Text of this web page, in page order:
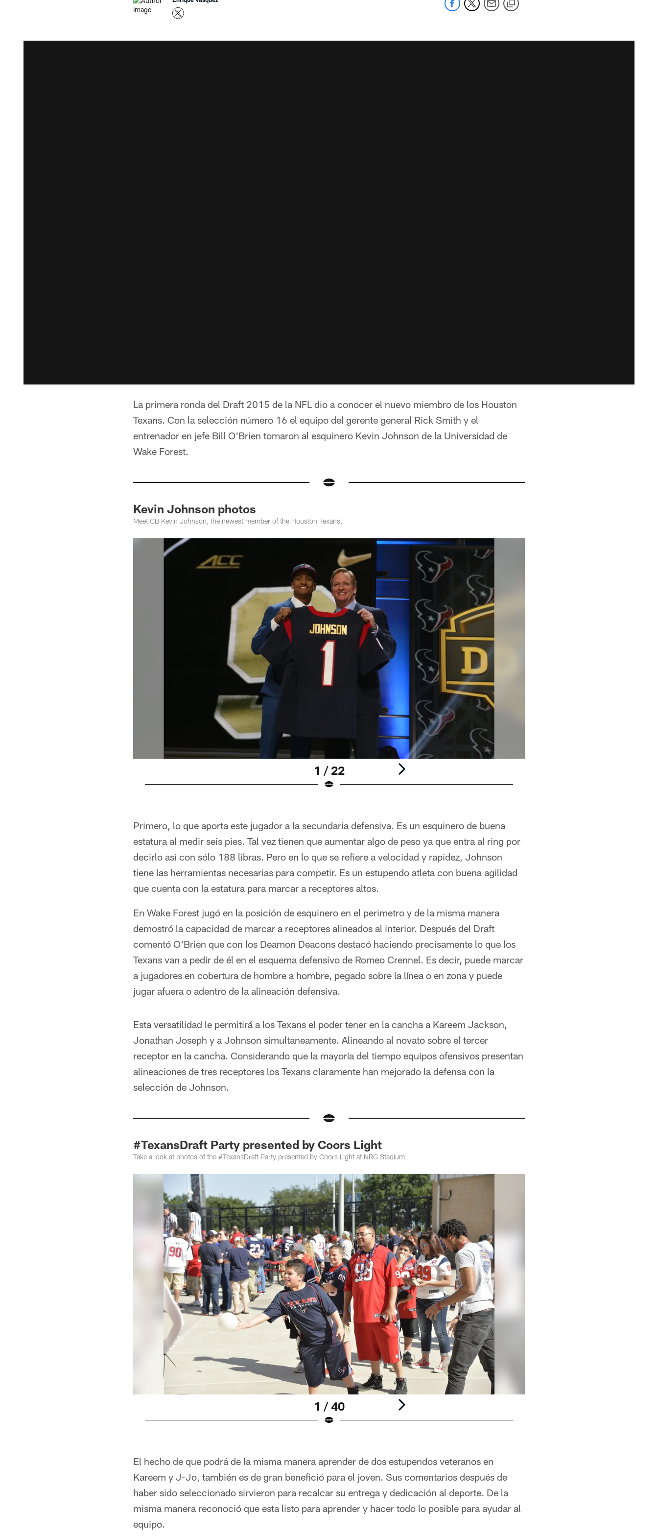
La primera ronda del Draft 2015 de la NFL dio a conocer el nuevo miembro de los Houston
Texans. Con la selección número 16 el equipo del gerente general Rick Smith y el
entrenador en jefe Bill O'Brien tomaron al esquinero Kevin Johnson de la Universidad de
Wake Forest.
Kevin Johnson photos
Meet CB Kevin Johnson, the newest member of the Houston Texans.
1 / 22
Primero, lo que aporta este jugador a la secundaria defensiva. Es un esquinero de buena
estatura al medir seis pies. Tal vez tienen que aumentar algo de peso ya que entra al ring por
decirlo asi con sólo 188 libras. Pero en lo que se refiere a velocidad y rapidez, Johnson
tiene las herramientas necesarias para competir. Es un estupendo atleta con buena agilidad
que cuenta con la estatura para marcar a receptores altos.
En Wake Forest jugó en la posición de esquinero en el perimetro y de la misma manera
demostró la capacidad de marcar a receptores alineados al interior. Después del Draft
comentó O'Brien que con los Deamon Deacons destacó haciendo precisamente lo que los
Texans van a pedir de él en el esquema defensivo de Romeo Crennel. Es decir, puede marcar
a jugadores en cobertura de hombre a hombre, pegado sobre la línea o en zona y puede
jugar afuera o adentro de la alineación defensiva.
Esta versatilidad le permitirá a los Texans el poder tener en la cancha a Kareem Jackson,
Jonathan Joseph y a Johnson simultaneamente. Alineando al novato sobre el tercer
receptor en la cancha. Considerando que la mayoría del tiempo equipos ofensivos presentan
alineaciones de tres receptores los Texans claramente han mejorado la defensa con la
selección de Johnson.
#TexansDraft Party presented by Coors Light
Take a look at photos of the #TexansDraft Party presented by Coors Light at NRG Stadium.
1 / 40
El hecho de que podrá de la misma manera aprender de dos estupendos veteranos en
Kareem y J-Jo, también es de gran benefició para el joven. Sus comentarios después de
haber sido seleccionado sirvieron para recalcar su entrega y dedicación al deporte. De la
misma manera reconoció que esta listo para aprender y hacer todo lo posible para ayudar al
equipo.